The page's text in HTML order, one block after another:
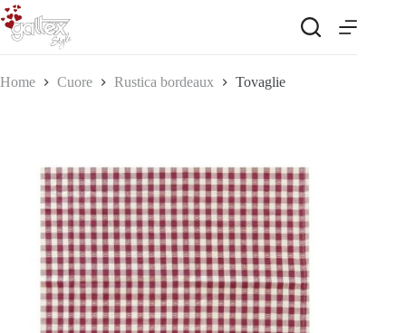
Salta
al
contenuto
Home Cuore Rustica bordeaux Tovaglie